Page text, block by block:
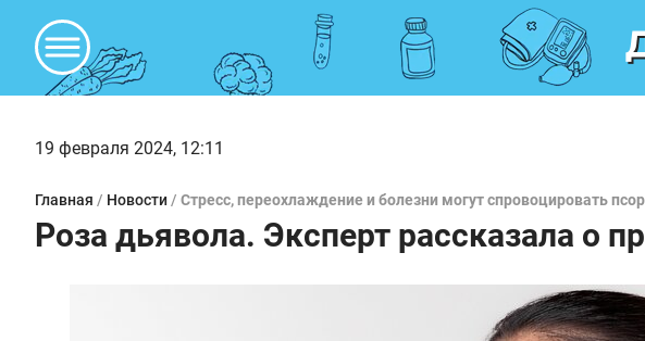
19 февраля 2024, 12:11
Главная / Новости / Стресс, переохлаждение и болезни могут спровоцировать
Роза дьявола. Эксперт рассказала о